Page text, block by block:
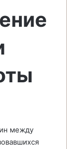
между